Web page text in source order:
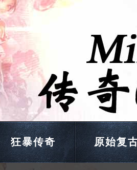
狂暴传奇 原始复